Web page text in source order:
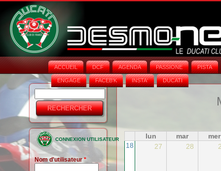
ACCUEIL DCF AGENDA PASSIONE PISTA
ENGAGE FACEB'K INSTA‘ DUCATI
Formulaire
de
recherche
CONNEXION UTILISATEUR
Nom d'utilisateur*
lun mar
mer
18
27 28